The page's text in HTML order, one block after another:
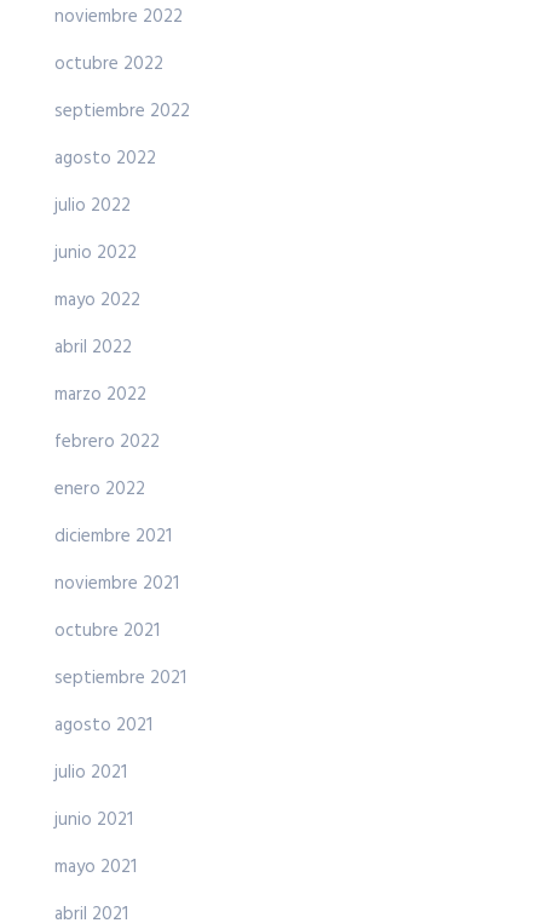
noviembre 2022
octubre 2022
septiembre 2022
agosto 2022
julio 2022
junio 2022
mayo 2022
abril 2022
marzo 2022
febrero 2022
enero 2022
diciembre 2021
noviembre 2021
octubre 2021
septiembre 2021
agosto 2021
julio 2021
junio 2021
mayo 2021
abril 2021